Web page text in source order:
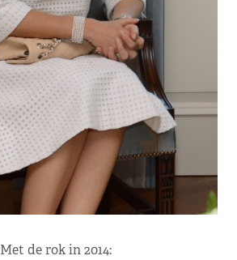
Met de rok in 2014: